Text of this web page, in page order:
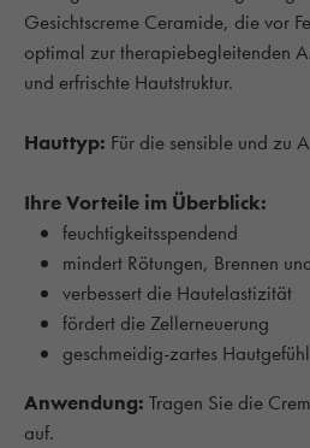
Gesichtscreme Ceramide, die vor
optimal zur therapiebegleitenden
und erfrischte Hautstruktur.
Hauttyp: Für die sensible und zu
Ihre Vorteile im Überblick:
feuchtigkeitsspendend
mindert Rötungen, Brennen
verbessert die Hautelastizität
fördert die Zellerneuerung
geschmeidig-zartes Hautgefühl
Anwendung: Tragen Sie die
auf.